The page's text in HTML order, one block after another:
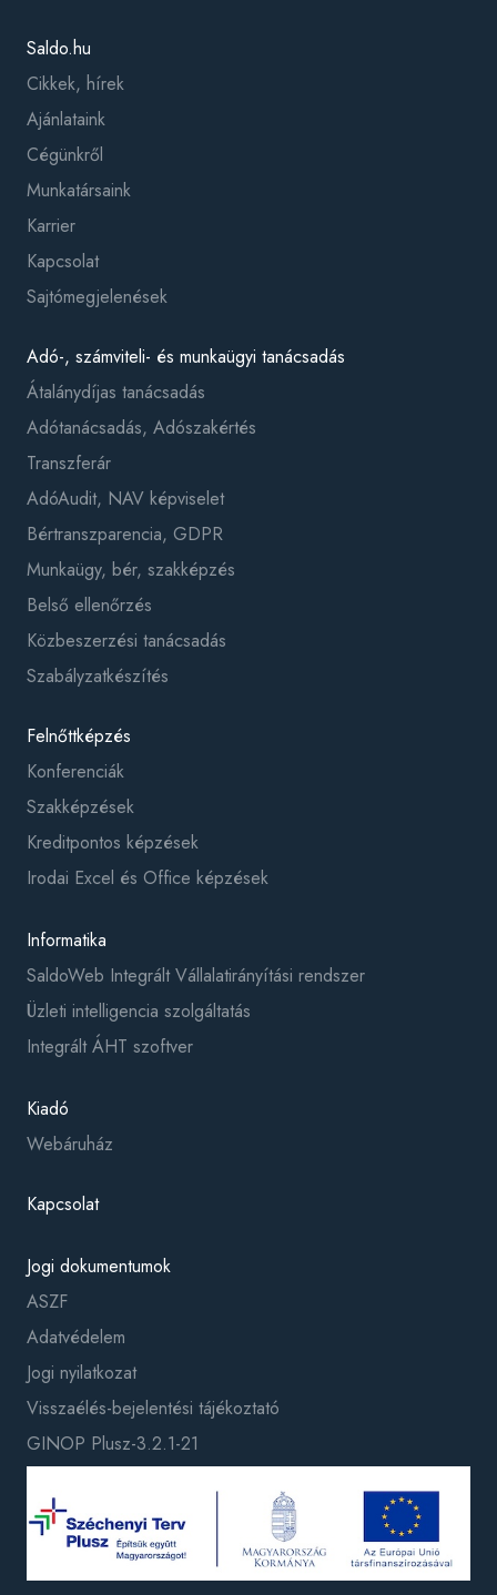
Saldo.hu
Cikkek, hírek
Ajánlataink
Cégünkről
Munkatársaink
Karrier
Kapcsolat
Sajtómegjelenések
Adó-, számviteli- és munkaügyi tanácsadás
Átalánydíjas tanácsadás
Adótanácsadás, Adószakértés
Transzferár
AdóAudit, NAV képviselet
Bértranszparencia, GDPR
Munkaügy, bér, szakképzés
Belső ellenőrzés
Közbeszerzési tanácsadás
Szabályzatkészítés
Felnőttképzés
Konferenciák
Szakképzések
Kreditpontos képzések
Irodai Excel és Office képzések
Informatika
SaldoWeb Integrált Vállalatirányítási rendszer
Üzleti intelligencia szolgáltatás
Integrált ÁHT szoftver
Kiadó
Webáruház
Kapcsolat
Jogi dokumentumok
ASZF
Adatvédelem
Jogi nyilatkozat
Visszaélés-bejelentési tájékoztató
GINOP Plusz-3.2.1-21